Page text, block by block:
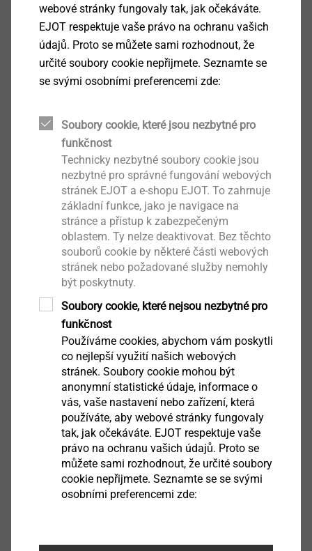
Benefits
Zvýšená spolehlivost montáže
Vysoká tvarová stabilita
Optimální přenos sil
Sofistikovaný upevňovací systém pro kombinaci
Upozornění Používejte pouze šrouby s průměrem
těsnící podložky 16 mm nebo 19 mm. Pro stanovení
svěrné tloušťky šroubu je třeba připočítat 3 mm na
kalotu. Neuvedené kaloty na objednávku.
Ke stažení
Čeština
Produktový list.pdf 296 KB
Angličtina
Němčina
barva
webové stránky fungovaly tak, jak očekáváte.
EJOT respektuje vaše právo na ochranu vašich
údajů. Proto se můžete sami rozhodnout, že
určité soubory cookie nepřijmete. Seznamte se
se svými osobními preferencemi zde:
Soubory cookie, které jsou nezbytné pro
funkčnost
Technicky nezbytné soubory cookie jsou
nezbytné pro správné fungování webových
stránek EJOT a e-shopu EJOT. To zahrnuje
základní funkce, jako je navigace na
stránce a přístup k zabezpečeným
oblastem. Ty nelze deaktivovat. Bez těchto
souborů cookie by některé části webových
stránek nebo požadované služby nemohly
být poskytnuty.
Soubory cookie, které nejsou nezbytné pro
funkčnost
Používáme cookies, abychom vám poskytli
co nejlepší využití našich webových
stránek. Soubory cookie mohou být
anonymní statistické údaje, informace o
vás, vaše nastavení nebo zařízení, která
používáte, aby webové stránky fungovaly
tak, jak očekáváte. EJOT respektuje vaše
právo na ochranu vašich údajů. Proto se
můžete sami rozhodnout, že určité soubory
cookie nepřijmete. Seznamte se se svými
osobními preferencemi zde: